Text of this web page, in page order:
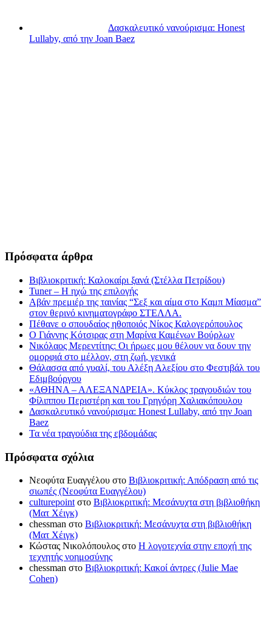
Δασκαλευτικό νανούρισμα: Honest
Lullaby, από την Joan Baez
Πρόσφατα άρθρα
Βιβλιοκριτική: Καλοκαίρι ξανά (Στέλλα Πετρίδου)
Tuner – Η ηχώ της επιλογής
Αβάν πρεμιέρ της ταινίας “Σεξ και αίμα στο Καμπ Μίασμα”
στον θερινό κινηματογράφο ΣΤΕΛΛΑ.
Πέθανε ο σπουδαίος ηθοποιός Νίκος Καλογερόπουλος
Ο Γιάννης Κότσιρας στη Μαρίνα Καμένων Βούρλων
Νικόλαος Μερεντίτης: Οι ήρωες μου θέλουν να δουν την
ομορφιά στο μέλλον, στη ζωή, γενικά
Θάλασσα από γυαλί, του Αλέξη Αλεξίου στο Φεστιβάλ του
Εδιμβούργου
«ΑΘΗΝΑ – ΑΛΕΞΑΝΔΡΕΙΑ». Κύκλος τραγουδιών του
Φίλιππου Περιστέρη και του Γρηγόρη Χαλιακόπουλου
Δασκαλευτικό νανούρισμα: Honest Lullaby, από την Joan
Baez
Τα νέα τραγούδια της εβδομάδας
Πρόσφατα σχόλια
Νεοφύτα Ευαγγέλου στο Βιβλιοκριτική: Απόδραση από τις
σιωπές (Νεοφύτα Ευαγγέλου)
culturepointστο Βιβλιοκριτική: Μεσάνυχτα στη βιβλιοθήκη
(Ματ Χέιγκ)
chessman στο Βιβλιοκριτική: Μεσάνυχτα στη βιβλιοθήκη
(Ματ Χέιγκ)
Κώστας Νικολόπουλος στο Η λογοτεχνία στην εποχή της
τεχνητής νοημοσύνης
chessman στο Βιβλιοκριτική: Κακοί άντρες (Julie Mae
Cohen)